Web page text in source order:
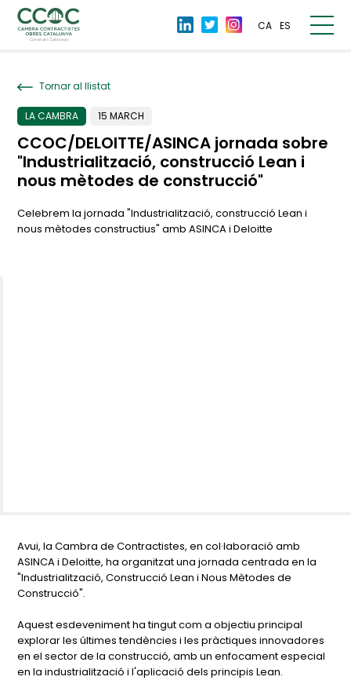
CA ES
Tornar al llistat
LA CAMBRA 15 MARCH
CCOC/DELOITTE/ASINCA jornada sobre
"Industrialització, construcció Lean i
nous mètodes de construcció"
Celebrem la jornada "Industrialització, construcció Lean i
nous mètodes constructius" amb ASINCA i Deloitte
Avui, la Cambra de Contractistes, en col·laboració amb
ASINCA i Deloitte, ha organitzat una jornada centrada en la
"Industrialització, Construcció Lean i Nous Mètodes de
Construcció".
Aquest esdeveniment ha tingut com a objectiu principal
explorar les últimes tendències i les pràctiques innovadores
en el sector de la construcció, amb un enfocament especial
en la industrialització i l'aplicació dels principis Lean.